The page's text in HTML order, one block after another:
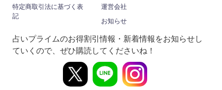
特定商取引法に基づく表
記
運営会社
お知らせ
占いプライムのお得割引情報・新着情報をお知らせし
ていくので、ぜひ購読してくださいね！